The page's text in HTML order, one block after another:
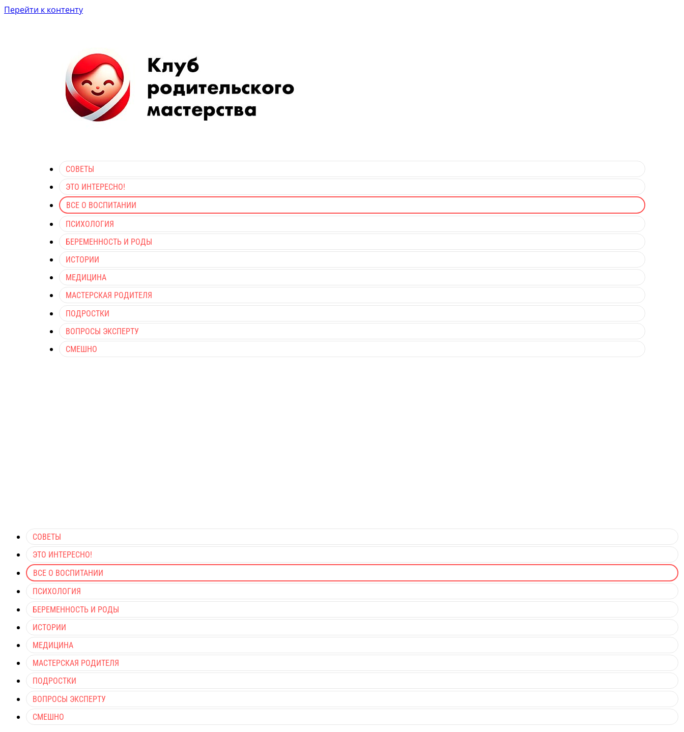
Перейти к контенту
СОВЕТЫ
ЭТО ИНТЕРЕСНО!
ВСЕ О ВОСПИТАНИИ
ПСИХОЛОГИЯ
БЕРЕМЕННОСТЬ И РОДЫ
ИСТОРИИ
МЕДИЦИНА
МАСТЕРСКАЯ РОДИТЕЛЯ
ПОДРОСТКИ
ВОПРОСЫ ЭКСПЕРТУ
СМЕШНО
СОВЕТЫ
ЭТО ИНТЕРЕСНО!
ВСЕ О ВОСПИТАНИИ
ПСИХОЛОГИЯ
БЕРЕМЕННОСТЬ И РОДЫ
ИСТОРИИ
МЕДИЦИНА
МАСТЕРСКАЯ РОДИТЕЛЯ
ПОДРОСТКИ
ВОПРОСЫ ЭКСПЕРТУ
СМЕШНО